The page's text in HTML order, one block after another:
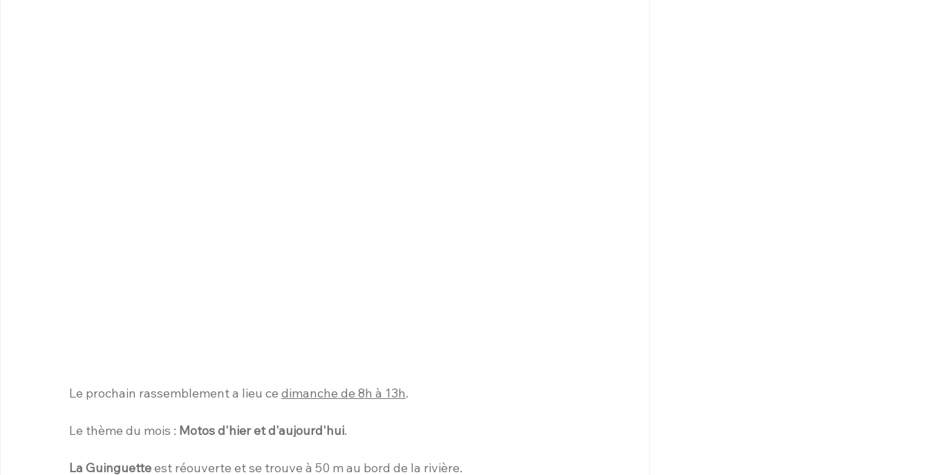
Le prochain rassemblement a lieu ce dimanche de 8h à 13h.
Le thème du mois : Motos d'hier et d'aujourd'hui.
La Guinguette est réouverte et se trouve à 50 m au bord de la rivière.